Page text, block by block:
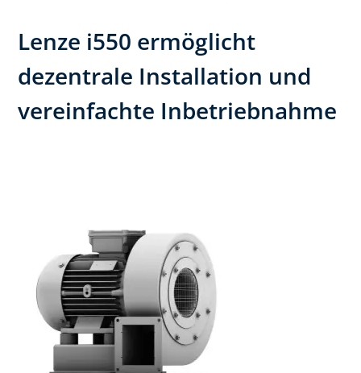
Lenze i550 ermöglicht
dezentrale Installation und
vereinfachte Inbetriebnahme